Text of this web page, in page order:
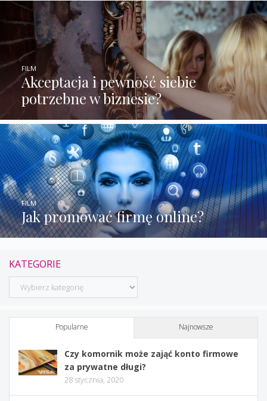
Akceptacja i pewność siebie
potrzebne w biznesie?
FILM
Jak promować firmę online?
FILM
KATEGORIE
Kategorie
Popularne Najnowsze
Czy komornik może zająć konto firmowe
za prywatne długi?
28 stycznia, 2020